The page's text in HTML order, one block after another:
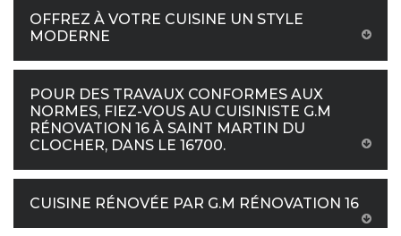
OFFREZ À VOTRE CUISINE UN STYLE
MODERNE
POUR DES TRAVAUX CONFORMES AUX
NORMES, FIEZ-VOUS AU CUISINISTE G.M
RÉNOVATION 16 À SAINT MARTIN DU
CLOCHER, DANS LE 16700.
CUISINE RÉNOVÉE PAR G.M RÉNOVATION 16